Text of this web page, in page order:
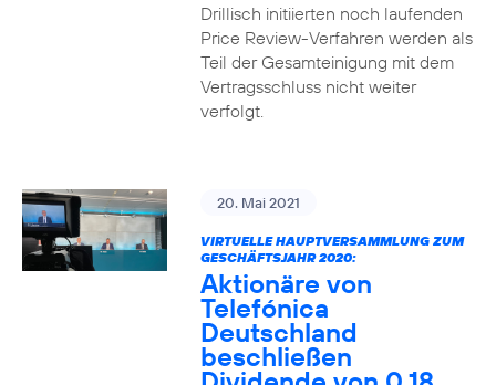
Drillisch initiierten noch laufenden
Price Review-Verfahren werden als
Teil der Gesamteinigung mit dem
Vertragsschluss nicht weiter
verfolgt.
20. Mai 2021
VIRTUELLE HAUPTVERSAMMLUNG ZUM
GESCHÄFTSJAHR 2020:
Aktionäre von
Telefónica
Deutschland
beschließen